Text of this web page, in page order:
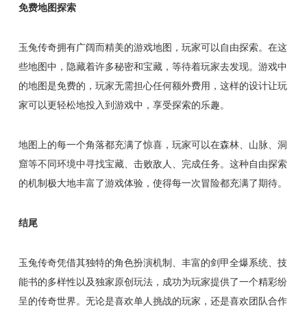
免费地图探索
玉兔传奇拥有广阔而精美的游戏地图，玩家可以自由探索。在这
些地图中，隐藏着许多秘密和宝藏，等待着玩家去发现。游戏中
的地图是免费的，玩家无需担心任何额外费用，这样的设计让玩
家可以更轻松地投入到游戏中，享受探索的乐趣。
地图上的每一个角落都充满了惊喜，玩家可以在森林、山脉、洞
窟等不同环境中寻找宝藏、击败敌人、完成任务。这种自由探索
的机制极大地丰富了游戏体验，使得每一次冒险都充满了期待。
结尾
玉兔传奇凭借其独特的角色扮演机制、丰富的剑甲全爆系统、技
能书的多样性以及独家原创玩法，成功为玩家提供了一个精彩纷
呈的传奇世界。无论是喜欢单人挑战的玩家，还是喜欢团队合作